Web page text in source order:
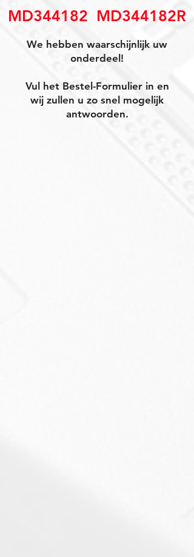
MD344182  MD344182R
We hebben waarschijnlijk uw
onderdeel!
Vul het Bestel-Formulier in en
wij zullen u zo snel mogelijk
antwoorden.